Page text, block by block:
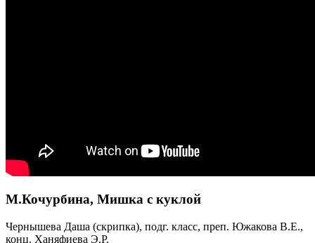
М.Кочурбина, Мишка с куклой
Чернышева Даша (скрипка), подг. класс, преп. Южакова В.Е.,
конц. Ханяфиева Э.Р.